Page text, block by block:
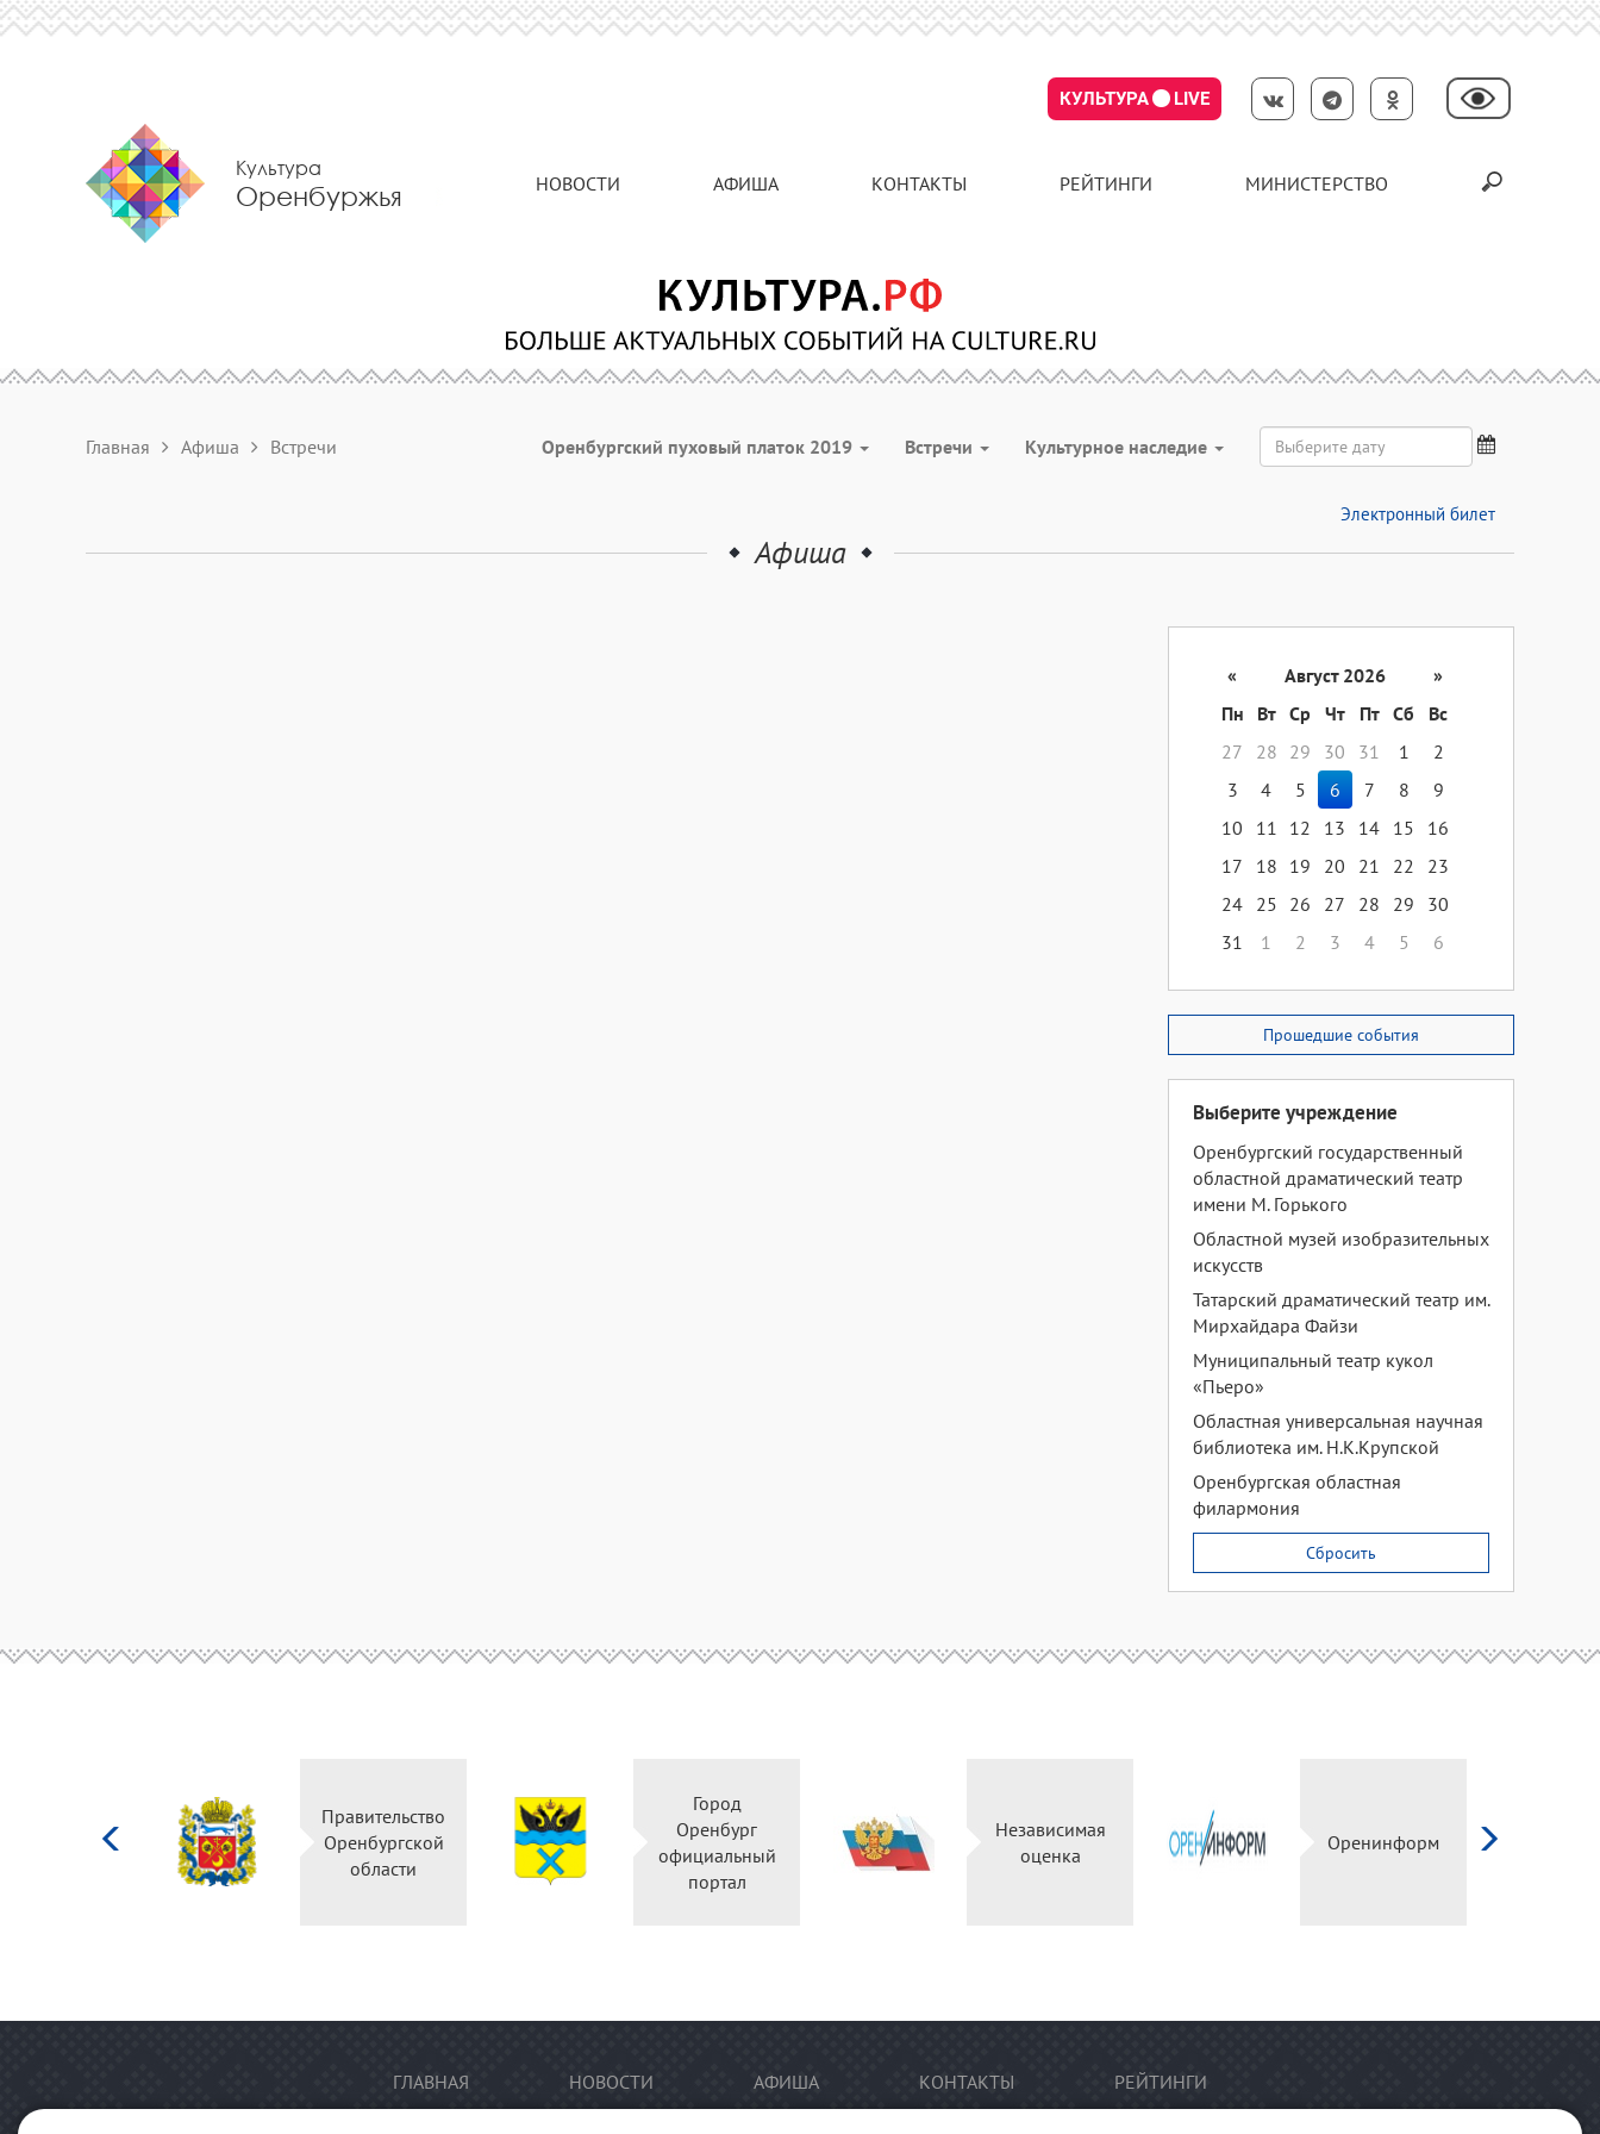
КУЛЬТУРА LIVE
Культура
Оренбуржья НОВОСТИ АФИША КОНТАКТЫ РЕЙТИНГИ МИНИСТЕРСТВО
Главная Афиша Встречи Оренбургский пуховый платок 2019 Встречи Культурное наследие
Электронный билет
Афиша
« Август 2026
»
Пн
Вт Ср Чт Пт Сб
Вс
27
28 29 30 31 1
2
3
4 5 6 7 8
9
10
11 12 13 14 15
16
17
18 19 20 21 22
23
24 25 26 27 28 29
30
31
1 2 3 4 5 6
Прошедшие события
Выберите учреждение
Оренбургский государственный
областной драматический театр
имени М. Горького
Областной музей изобразительных
искусств
Татарский драматический театр им.
Мирхайдара Файзи
Муниципальный театр кукол
«Пьеро»
Областная универсальная научная
библиотека им. Н.К.Крупской
Оренбургская областная
филармония
Сбросить
Правительство
Оренбургской
области
Город
Оренбург
официальный
портал
Независимая
оценка
Оренинформ
ГЛАВНАЯ НОВОСТИ АФИША КОНТАКТЫ РЕЙТИНГИ